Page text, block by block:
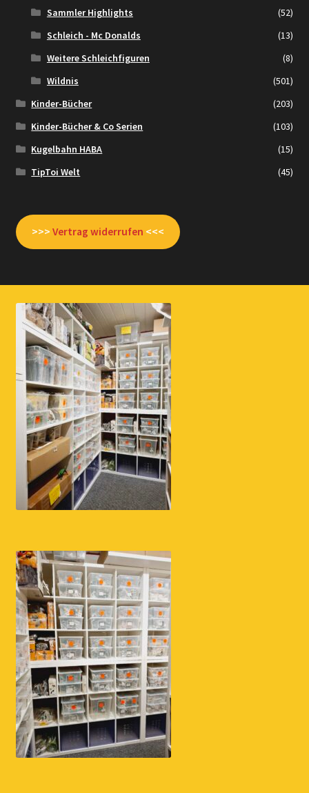
Sammler Highlights
(52)
Schleich - Mc Donalds
(13)
Weitere Schleichfiguren
(8)
Wildnis
(501)
Kinder-Bücher
(203)
Kinder-Bücher & Co Serien
(103)
Kugelbahn HABA
(15)
TipToi Welt
(45)
>>> Vertrag widerrufen <<<